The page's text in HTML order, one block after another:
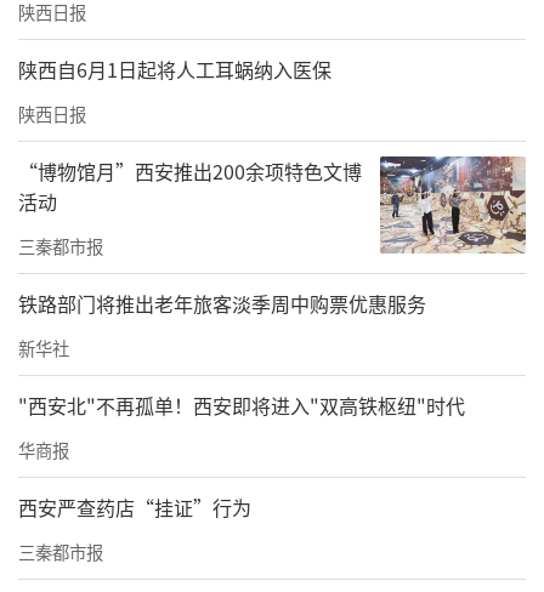
陕西日报
陕西自6月1日起将人工耳蜗纳入医保
陕西日报
“博物馆月”西安推出200余项特色文博
活动
三秦都市报
铁路部门将推出老年旅客淡季周中购票优惠服务
新华社
"西安北"不再孤单！西安即将进入"双高铁枢纽"时代
华商报
西安严查药店“挂证”行为
三秦都市报